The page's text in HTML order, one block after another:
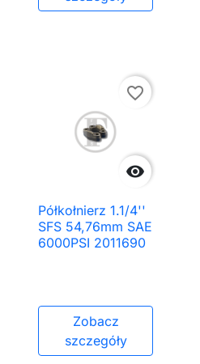

favorite_border
Półkołnierz 1.1/4''
SFS 54,76mm SAE
6000PSI 2011690
Zobacz
szczegóły